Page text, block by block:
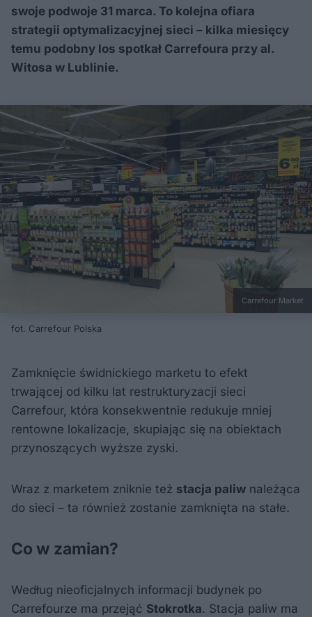
swoje podwoje 31 marca. To kolejna ofiara
strategii optymalizacyjnej sieci – kilka miesięcy
temu podobny los spotkał Carrefoura przy al.
Witosa w Lublinie.
Carrefour Market
fot. Carrefour Polska
Zamknięcie świdnickiego marketu to efekt
trwającej od kilku lat restrukturyzacji sieci
Carrefour, która konsekwentnie redukuje mniej
rentowne lokalizacje, skupiając się na obiektach
przynoszących wyższe zyski.
Wraz z marketem zniknie też stacja paliw należąca
do sieci – ta również zostanie zamknięta na stałe.
Co w zamian?
Według nieoficjalnych informacji budynek po
Carrefourze ma przejąć Stokrotka. Stacja paliw ma